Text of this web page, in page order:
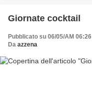
Giornate cocktail
Pubblicato su 06/05/AM 06:26
Da azzena